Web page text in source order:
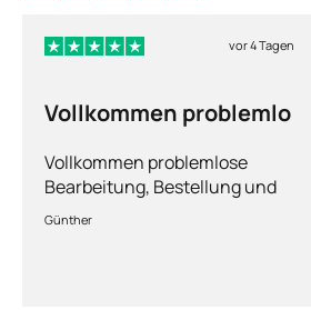
vor 4 Tagen
Vollkommen problemlo
Vollkommen problemlose
Bearbeitung, Bestellung und
Lieferung
Günther